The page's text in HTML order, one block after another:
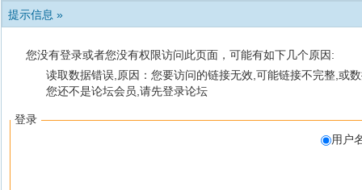
提示信息 »
您没有登录或者您没有权限访问此页面，可能有如下几个原因:
读取数据错误,原因：您要访问的链接无效,可能链接不完整,或
您还不是论坛会员,请先登录论坛
登录
用户